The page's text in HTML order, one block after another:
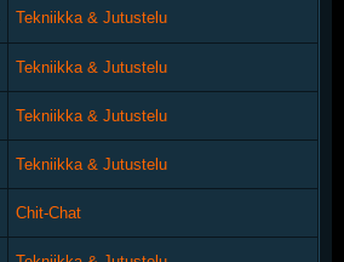
Tekniikka & Jutustelu
Tekniikka & Jutustelu
Tekniikka & Jutustelu
Tekniikka & Jutustelu
Chit-Chat